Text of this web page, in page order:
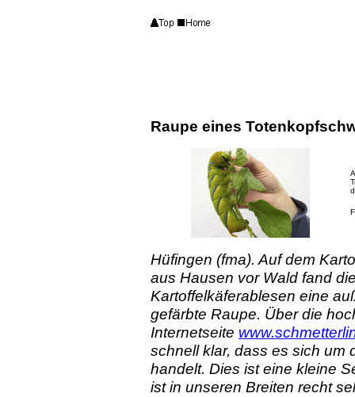
Raupe eines
Hüfingen (fma). Auf dem
aus Hausen vor Wald fand
Kartoffelkäferablesen eine
gefärbte Raupe. Über die
Internetseite
schnell klar, dass es sich um
handelt. Dies ist eine kleine
ist in unseren Breiten recht